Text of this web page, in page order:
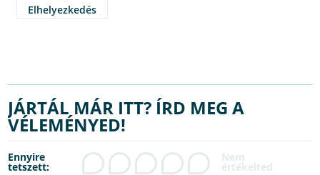
Elhelyezkedés
JÁRTÁL MÁR ITT? ÍRD MEG A
VÉLEMÉNYED!
Ennyire
tetszett: